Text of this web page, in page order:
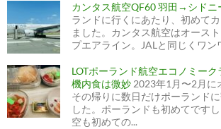
カンタス航空QF60 羽田→シドニ
ランドに行くにあたり、初めて
ました。カンタス航空はオース
プエアライン。JALと同じくワン
LOTポーランド航空エコノミー
機内食は微妙2023年1月〜2月に
その帰りに数日だけポーランド
した。ポーランドも初めてです
空も初めての...